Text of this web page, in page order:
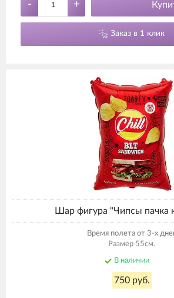
- +
Заказ в 1 клик
Шар фигура "Чипсы пачка
Время полета от 3-х
Размер 55см.
В наличии
750 руб.